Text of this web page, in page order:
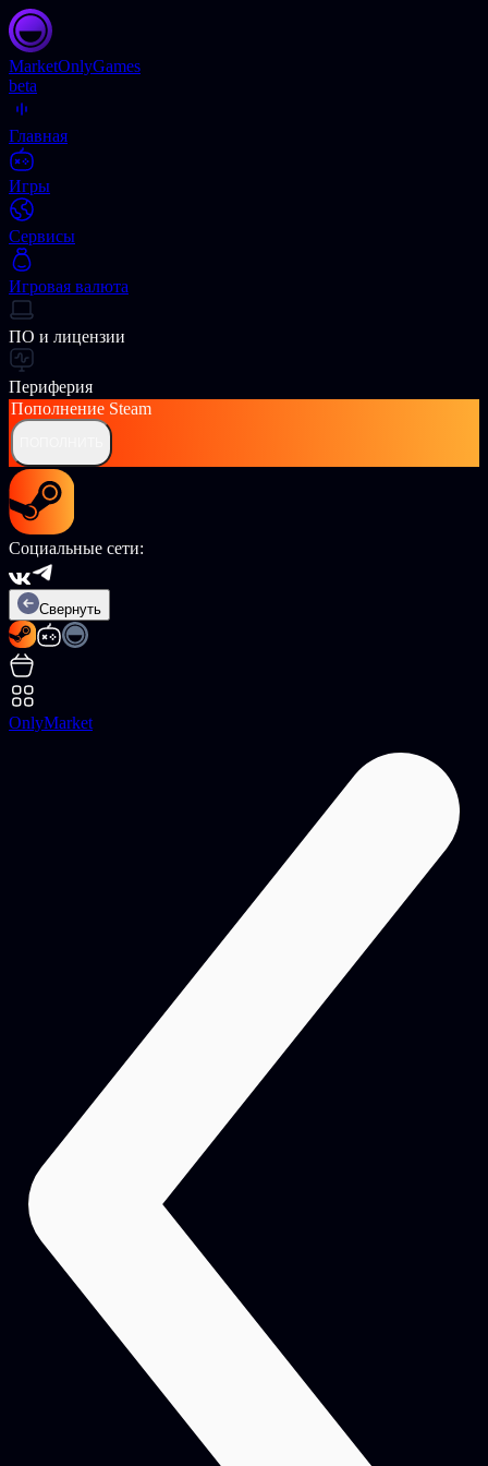
MarketOnlyGames
beta
Главная
Игры
Сервисы
Игровая валюта
ПО и лицензии
Периферия
Пополнение Steam
Социальные сети:
Свернуть
OnlyMarket